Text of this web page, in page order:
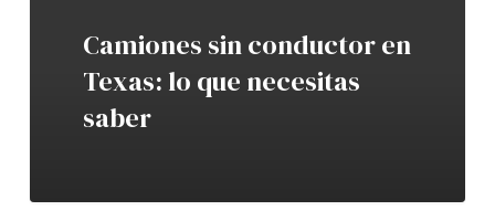
Camiones sin conductor en
Texas: lo que necesitas
saber